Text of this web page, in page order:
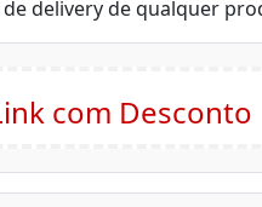
delivery de qualquer
encontra um botão verde
Oferta".